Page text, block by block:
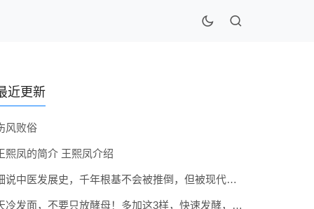
近更新
风败俗
熙凤的简介 王熙凤介绍
细说中医发展史，千年根基不会被推倒，但被现代医疗模式堵住出路
天冷发面，不要只放酵母！多加这3样，快速发酵，蓬松香软弹性十足